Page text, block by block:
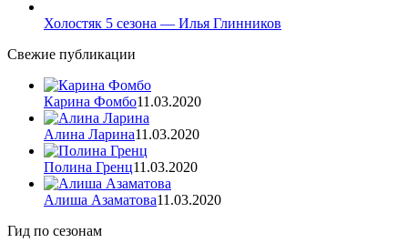
Холостяк 5 сезона — Илья Глинников
Свежие публикации
Карина Фомбо11.03.2020
Алина Ларина11.03.2020
Полина Гренц11.03.2020
Алиша Азаматова11.03.2020
Гид по сезонам